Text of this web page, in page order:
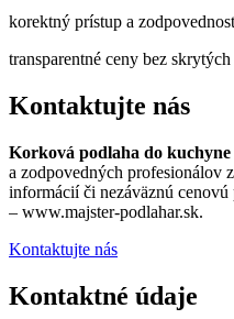
korektný prístup a
transparentné ceny bez
Kontaktujte nás
Korková podlaha do
a zodpovedných profesionálov
informácií či nezáväznú
– www.majster-podlahar.sk.
Kontaktujte nás
Kontaktné údaje